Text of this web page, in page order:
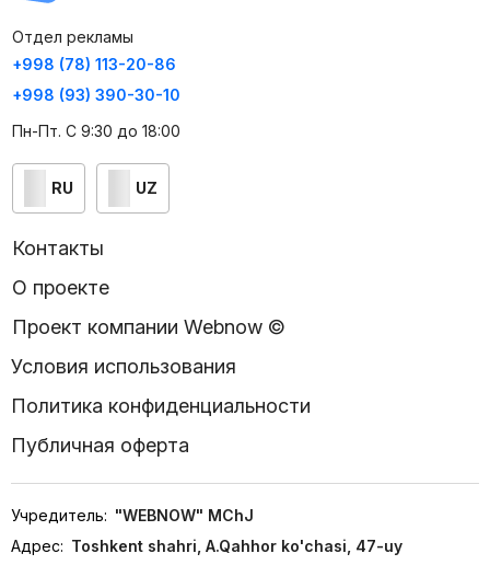
Отдел рекламы
+998 (78) 113-20-86
+998 (93) 390-30-10
Пн-Пт. С 9:30 до 18:00
RU UZ
Контакты
О проекте
Проект компании Webnow ©
Условия использования
Политика конфиденциальности
Публичная оферта
Учредитель: "WEBNOW" MChJ
Адрес: Toshkent shahri, A.Qahhor ko'chasi, 47-uy